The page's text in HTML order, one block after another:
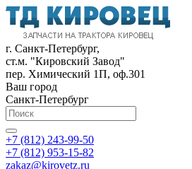
г. Санкт-Петербург,
ст.м. "Кировский Завод"
пер. Химический 1П, оф.301
Ваш город
Санкт-Петербург
+7 (812) 243-99-50
+7 (812) 953-15-82
zakaz@kirovetz.ru